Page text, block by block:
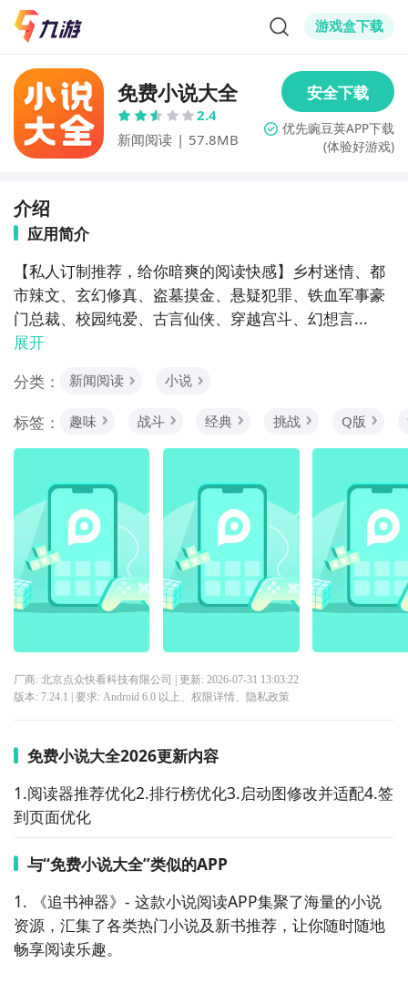
游戏盒下载
免费小说大全
2.4
新闻阅读 | 57.8MB (体验好游戏)
介绍
应用简介
【私人订制推荐，给你暗爽的阅读快感】乡村迷情、都
市辣文、玄幻修真、盗墓摸金、悬疑犯罪、铁血军事豪
门总裁、校园纯爱、古言仙侠、穿越宫斗、幻想言...
展开
分类：
新闻阅读 小说
标签： 趣味 战斗 经典 挑战 Q版
厂商: 北京点众快看科技有限公司 | 更新: 2026-07-31 13:03:22
版本: 7.24.1 | 要求: Android 6.0 以上、 权限详情、 隐私政策
免费小说大全2026更新内容
1.阅读器推荐优化2.排行榜优化3.启动图修改并适配4.签
到页面优化
与“免费小说大全”类似的APP
1. 《追书神器》- 这款小说阅读APP集聚了海量的小说
资源，汇集了各类热门小说及新书推荐，让你随时随地
畅享阅读乐趣。